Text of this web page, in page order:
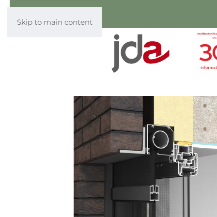
Skip to main content